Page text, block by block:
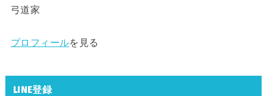
弓道家
プロフィールを見る
LINE登録